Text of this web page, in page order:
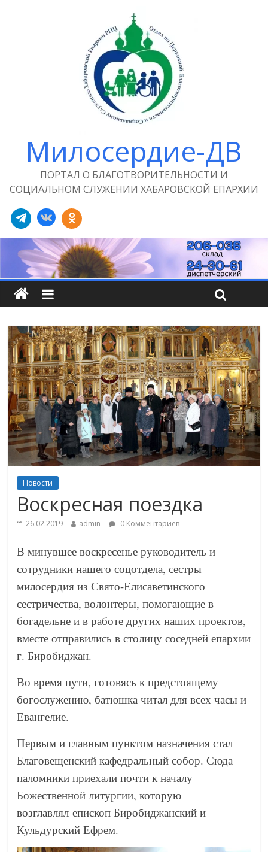
Милосердие-ДВ
ПОРТАЛ О БЛАГОТВОРИТЕЛЬНОСТИ И
СОЦИАЛЬНОМ СЛУЖЕНИИ ХАБАРОВСКОЙ ЕПАРХИИ
Новости
Воскресная поездка
26.02.2019 admin 0 Комментариев
В минувшее воскресенье руководитель и
сотрудники нашего соцотдела, сестры
милосердия из Свято-Елисаветинского
сестричества, волонтеры, помогающие в
богадельне и в работе других наших проектов,
вместе отправились в столицу соседней епархии
г. Биробиджан.
Во время пути, готовясь к предстоящему
богослужению, батюшка читал для всех часы и
Евангелие.
Первым и главным пунктом назначения стал
Благовещенский кафедральный собор. Сюда
паломники приехали почти к началу
Божественной литургии, которую
возглавлял епископ Биробиджанский и
Кульдурский Ефрем.